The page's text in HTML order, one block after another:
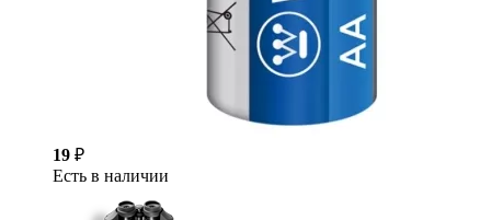
19 ₽
Есть в наличии